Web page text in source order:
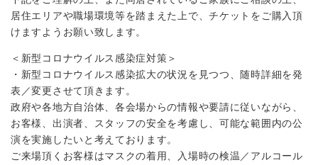
居住エリアや職場環境等を踏まえた上で、チケットをご購入頂
けますようお願い致します。
＜新型コロナウイルス感染症対策＞
・新型コロナウイルス感染拡大の状況を見つつ、随時詳細を発
表／変更させて頂きます。
政府や各地方自治体、各会場からの情報や要請に従いながら、
お客様、出演者、スタッフの安全を考慮し、可能な範囲内の公
演を実施したいと考えております。
ご来場頂くお客様はマスクの着用、入場時の検温／アルコール